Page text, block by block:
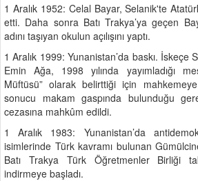
1 Aralık 1952: Celal Bayar, Selanik'te
etti. Daha sonra Batı Trakya’ya geçen
adını taşıyan okulun açılışını yaptı.
1 Aralık 1999: Yunanistan’da baskı.
Emin Ağa, 1998 yılında yayımladığı
Müftüsü” olarak belirttiği için
sonucu makam gaspında bulunduğu
cezasına mahkûm edildi.
1 Aralık 1983: Yunanistan’da
isimlerinde Türk kavramı bulunan
Batı Trakya Türk Öğretmenler Birliği
indirmeye başladı.